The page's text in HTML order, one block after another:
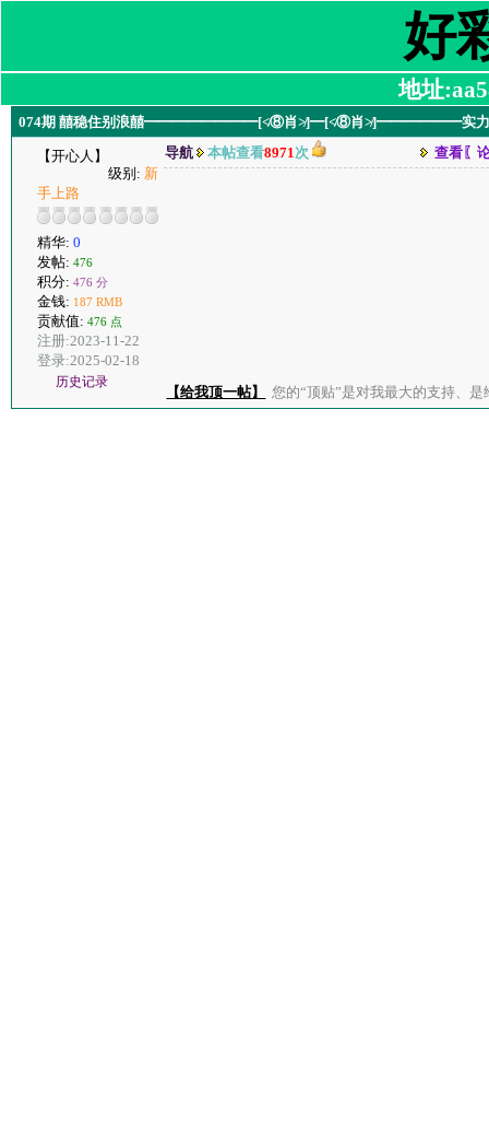
好
地址
074期 囍稳住别浪囍━━━━━━━━[≮⑧肖≯]━[≮⑧肖≯]━━━━━━实力
【开心人】
级别: 新
手上路
精华: 0
发帖: 476
积分: 476 分
金钱: 187 RMB
贡献值: 476 点
注册:2023-11-22
登录:2025-02-18
历史记录
导航 本帖查看8971次 查看〖
【给我顶一帖】 您的“顶贴”是对我最大的支持、